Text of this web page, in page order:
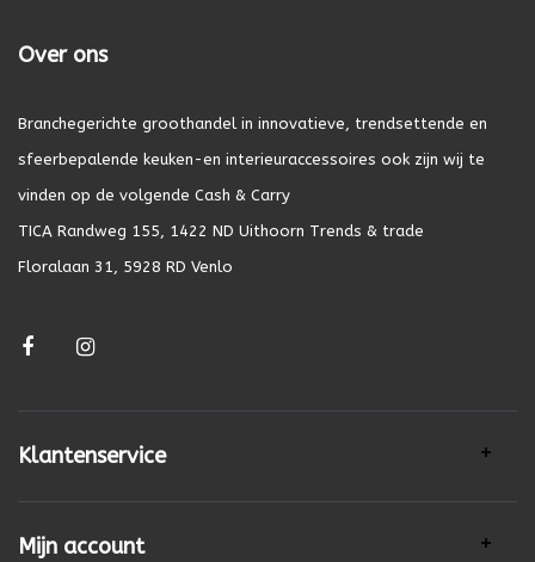
Over ons
Branchegerichte groothandel in innovatieve, trendsettende en
sfeerbepalende keuken-en interieuraccessoires ook zijn wij te
vinden op de volgende Cash & Carry
TICA Randweg 155, 1422 ND Uithoorn Trends & trade
Floralaan 31, 5928 RD Venlo
Klantenservice
Mijn account